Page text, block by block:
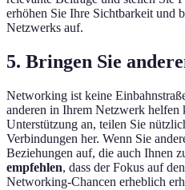
erhöhen Sie Ihre Sichtbarkeit und
Netzwerks auf.
5. Bringen Sie
Networking ist keine
anderen in Ihrem Netzwerk helfen
Unterstützung an, teilen Sie
Verbindungen her. Wenn Sie
Beziehungen auf, die auch Ihnen
empfehlen, dass der Fokus auf
Networking-Chancen erheblich